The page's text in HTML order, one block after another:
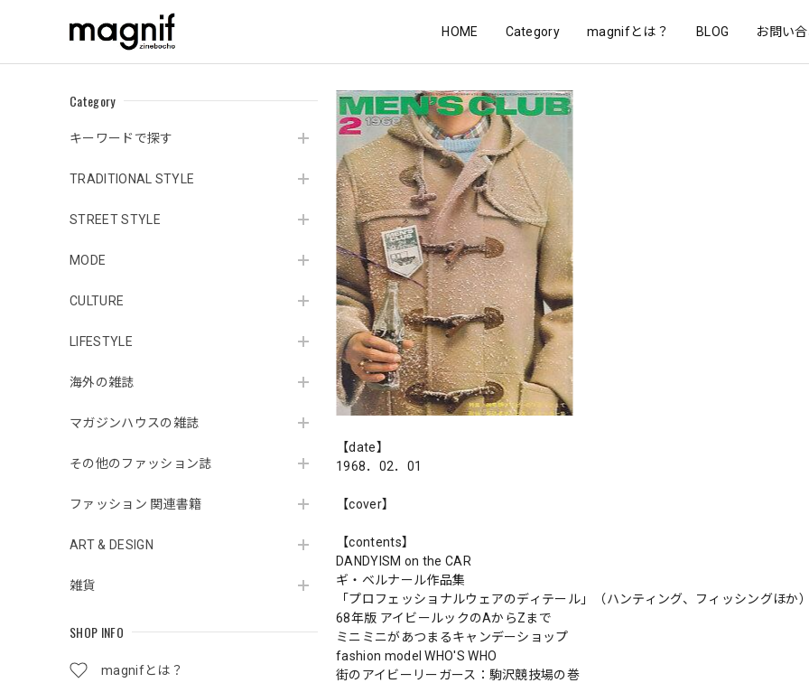
HOME Category magnifとは？ BLOG お問い
Category
キーワードで探す
TRADITIONAL STYLE
STREET STYLE
MODE
CULTURE
LIFESTYLE
海外の雑誌
マガジンハウスの雑誌
その他のファッション誌
ファッション 関連書籍
ART & DESIGN
雑貨
SHOP INFO
magnifとは？
【date】
1968．02．01
【cover】
【contents】
DANDYISM on the CAR
ギ・ベルナール作品集
「プロフェッショナルウェアのディテール」（ハンティング、フィッシングほか
68年版 アイビールックのAからZまで
ミニミニがあつまるキャンデーショップ
fashion model WHO'S WHO
街のアイビーリーガース：駒沢競技場の巻